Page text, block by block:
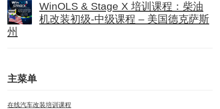
WinOLS & Stage X 培训课程：柴油
机改装初级-中级课程 – 美国德克萨斯
州
主菜单
在线汽车改装培训课程